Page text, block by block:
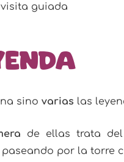
guiada
sino varias las
de ellas trata
por la torre